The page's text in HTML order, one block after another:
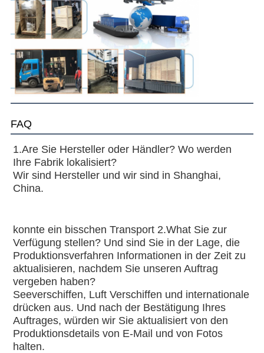
FAQ
1.Are Sie Hersteller oder Händler? Wo werden
Ihre Fabrik lokalisiert?
Wir sind Hersteller und wir sind in Shanghai,
China.
konnte ein bisschen Transport 2.What Sie zur
Verfügung stellen? Und sind Sie in der Lage, die
Produktionsverfahren Informationen in der Zeit zu
aktualisieren, nachdem Sie unseren Auftrag
vergeben haben?
Seeverschiffen, Luft Verschiffen und internationale
drücken aus. Und nach der Bestätigung Ihres
Auftrages, würden wir Sie aktualisiert von den
Produktionsdetails von E-Mail und von Fotos
halten.